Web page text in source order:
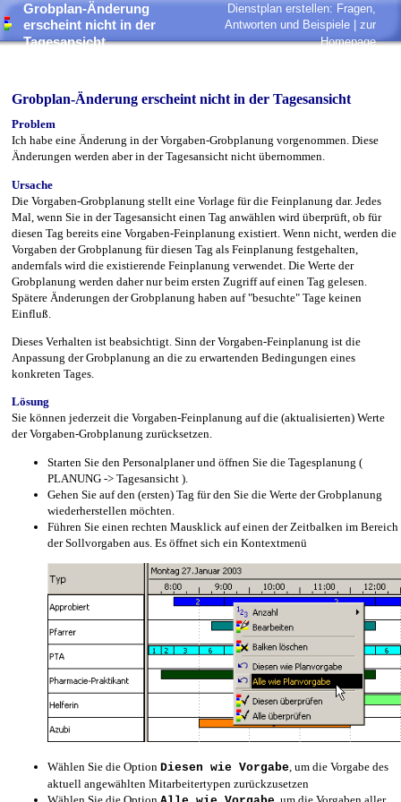
Grobplan-Änderung
erscheint nicht in der
Tagesansicht
Dienstplan erstellen: Fragen,
Antworten und Beispiele | zur
Homepage
Grobplan-Änderung erscheint nicht in der Tagesansicht
Problem
Ich habe eine Änderung in der Vorgaben-Grobplanung vorgenommen. Diese
Änderungen werden aber in der Tagesansicht nicht übernommen.
Ursache
Die Vorgaben-Grobplanung stellt eine Vorlage für die Feinplanung dar. Jedes
Mal, wenn Sie in der Tagesansicht einen Tag anwählen wird überprüft, ob für
diesen Tag bereits eine Vorgaben-Feinplanung existiert. Wenn nicht, werden die
Vorgaben der Grobplanung für diesen Tag als Feinplanung festgehalten,
andernfals wird die existierende Feinplanung verwendet. Die Werte der
Grobplanung werden daher nur beim ersten Zugriff auf einen Tag gelesen.
Spätere Änderungen der Grobplanung haben auf "besuchte" Tage keinen
Einfluß.
Dieses Verhalten ist beabsichtigt. Sinn der Vorgaben-Feinplanung ist die
Anpassung der Grobplanung an die zu erwartenden Bedingungen eines
konkreten Tages.
Lösung
Sie können jederzeit die Vorgaben-Feinplanung auf die (aktualisierten) Werte
der Vorgaben-Grobplanung zurücksetzen.
Starten Sie den Personalplaner und öffnen Sie die Tagesplanung (
PLANUNG -> Tagesansicht ).
Gehen Sie auf den (ersten) Tag für den Sie die Werte der Grobplanung
wiederherstellen möchten.
Führen Sie einen rechten Mausklick auf einen der Zeitbalken im Bereich
der Sollvorgaben aus. Es öffnet sich ein Kontextmenü
Wählen Sie die OptionDiesen wie Vorgabe , um die Vorgabe des
aktuell angewählten Mitarbeitertypen zurückzusetzen